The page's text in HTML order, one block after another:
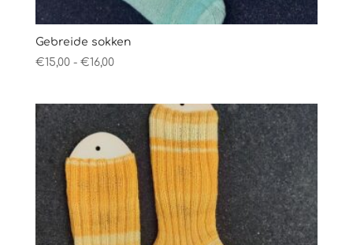
Gebreide sokken
€15,00 - €16,00Prijsklasse:
€16,00